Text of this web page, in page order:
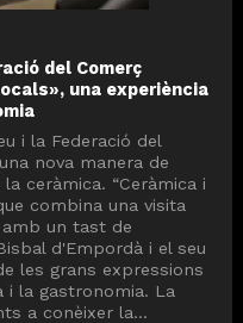
del Comerç
una experiència
i la Federació del
nova manera de
ceràmica. “Ceràmica i
combina una visita
un tast de
d'Empordà i el seu
les grans expressions
i la gastronomia. La
a conèixer la...